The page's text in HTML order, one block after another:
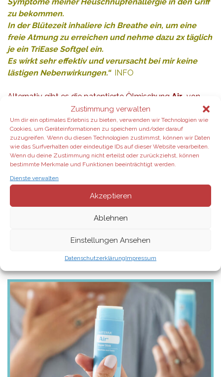
Zustimmung verwalten
Um dir ein optimales Erlebnis zu bieten, verwenden wir Technologien wie
Cookies, um Geräteinformationen zu speichern und/oder darauf
zuzugreifen. Wenn du diesen Technologien zustimmst, können wir Daten
wie das Surfverhalten oder eindeutige IDs auf dieser Website verarbeiten.
Wenn du deine Zustimmung nicht erteilst oder zurückziehst, können
bestimmte Merkmale und Funktionen beeinträchtigt werden.
Dienste verwalten
Akzeptieren
Ablehnen
Einstellungen Ansehen
DatenschutzerklärungImpressum
Symptome meiner Heuschnupfenallergie in den Griff
zu bekommen.
In derBlütezeitinhaliere ich Breathe ein, um eine
freie Atmung zu erreichen und nehme dazu 2x täglich
je ein TriEase Softgel ein.
Es wirkt sehr effektiv und verursacht bei mir keine
lästigen Nebenwirkungen.“
INFO
Alternativ gibt es die patentierte Ölmischung Air von
dōTERRA auch als:
• TOUCH Roll-Onfür sensitive Haut •PDF